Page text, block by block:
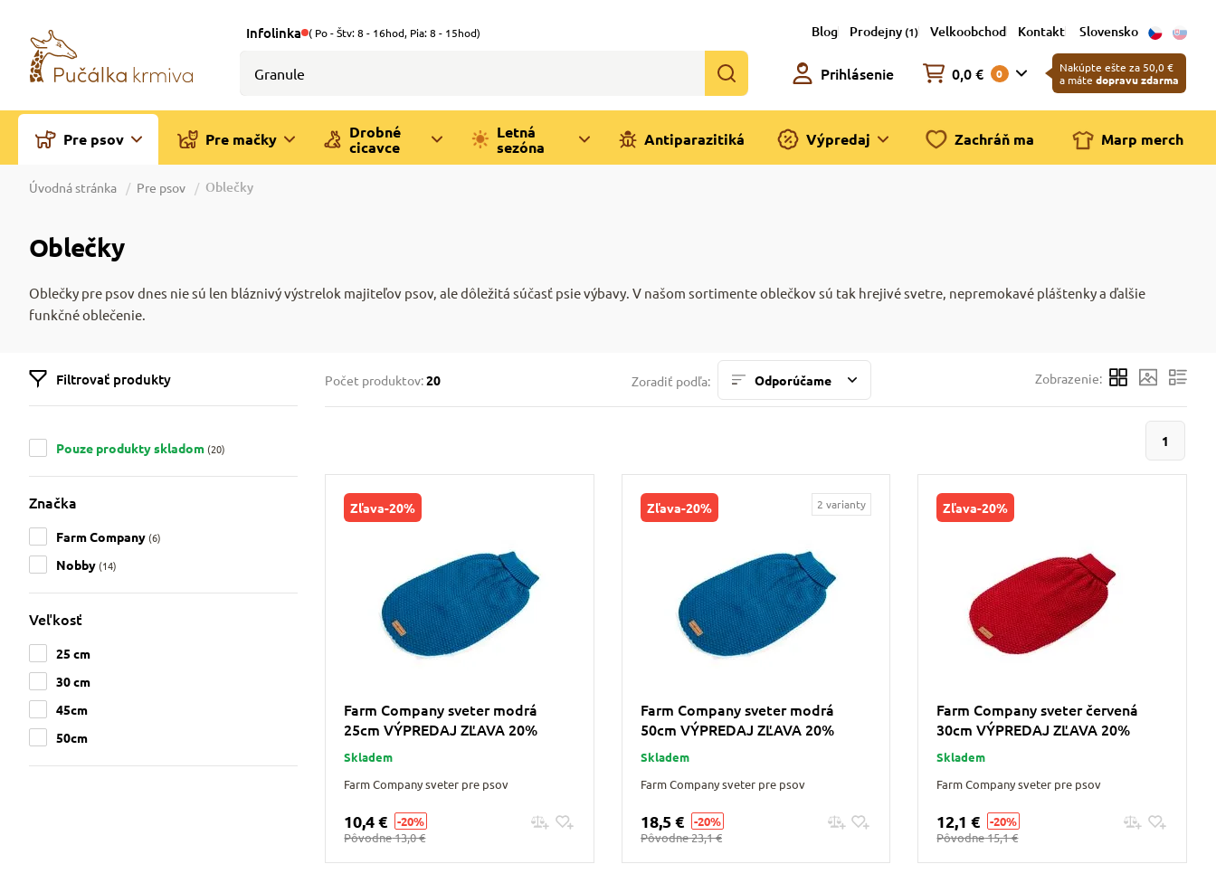
Infolinka ( Po - Štv: 8 - 16hod, Pia: 8 - 15hod) Blog Prodejny (1) Velkoobchod Kontakt Slovensko
Prihlásenie 0,0 € 0
Nakúpte ešte za 50,0 €
a máte dopravu zdarma
Pre psov Pre mačky
Drobné
cicavce
Letná
sezóna
Antiparazitiká Výpredaj Zachráň ma Marp merch
Úvodná stránka Pre psov Oblečky
Oblečky
Oblečky pre psov dnes nie sú len bláznivý výstrelok majiteľov psov, ale dôležitá súčasť psie výbavy. V našom sortimente oblečkov sú tak hrejivé svetre, nepremokavé pláštenky a ďalšie
funkčné oblečenie.
Filtrovať produkty
Pouze produkty skladom(20)
Značka
Farm Company(6)
Nobby(14)
Veľkosť
25 cm
30 cm
45cm
50cm
Zoradiť podľa: Odporúčame
Počet produktov:20 Zobrazenie:
1
Zľava-20%
Farm Company sveter modrá
25cm VÝPREDAJ ZĽAVA 20%
Skladem
Farm Company sveter pre psov
10,4 €
-20%
Pôvodne13,0 €
Pridať do košíku
2 varianty
Zľava-20%
Farm Company sveter modrá
50cm VÝPREDAJ ZĽAVA 20%
Skladem
Farm Company sveter pre psov
18,5 €
-20%
Pôvodne23,1 €
Pridať do košíku
Zľava-20%
Farm Company sveter červená
30cm VÝPREDAJ ZĽAVA 20%
Skladem
Farm Company sveter pre psov
12,1 €
-20%
Pôvodne15,1 €
Pridať do košíku